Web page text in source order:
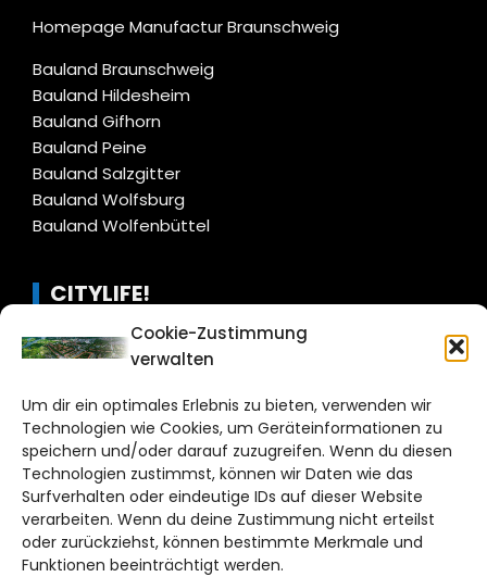
Cookie-Zustimmung
verwalten
Um dir ein optimales Erlebnis zu bieten, verwenden wir
Technologien wie Cookies, um Geräteinformationen zu
speichern und/oder darauf zuzugreifen. Wenn du diesen
Technologien zustimmst, können wir Daten wie das
Surfverhalten oder eindeutige IDs auf dieser Website
verarbeiten. Wenn du deine Zustimmung nicht erteilst
oder zurückziehst, können bestimmte Merkmale und
Funktionen beeinträchtigt werden.
Homepage Manufactur Braunschweig
Bauland Braunschweig
Bauland Hildesheim
Bauland Gifhorn
Bauland Peine
Bauland Salzgitter
Bauland Wolfsburg
Bauland Wolfenbüttel
CITYLIFE!
salzgitter@citylifemedien.de
38100 Braunschweig
Telefon: 0531 387220 – 65
DAS STADTMAGAZIN FÜR
SALZGITTER